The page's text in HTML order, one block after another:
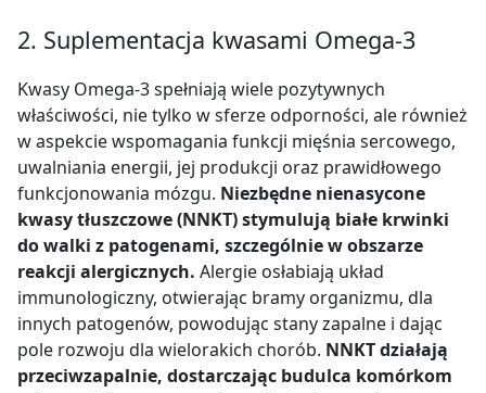
2. Suplementacja kwasami Omega-3
Kwasy Omega-3 spełniają wiele pozytywnych
właściwości, nie tylko w sferze odporności, ale również
w aspekcie wspomagania funkcji mięśnia sercowego,
uwalniania energii, jej produkcji oraz prawidłowego
funkcjonowania mózgu. Niezbędne nienasycone
kwasy tłuszczowe (NNKT) stymulują białe krwinki
do walki z patogenami, szczególnie w obszarze
reakcji alergicznych. Alergie osłabiają układ
immunologiczny, otwierając bramy organizmu, dla
innych patogenów, powodując stany zapalne i dając
pole rozwoju dla wielorakich chorób. NNKT działają
przeciwzapalnie, dostarczając budulca komórkom